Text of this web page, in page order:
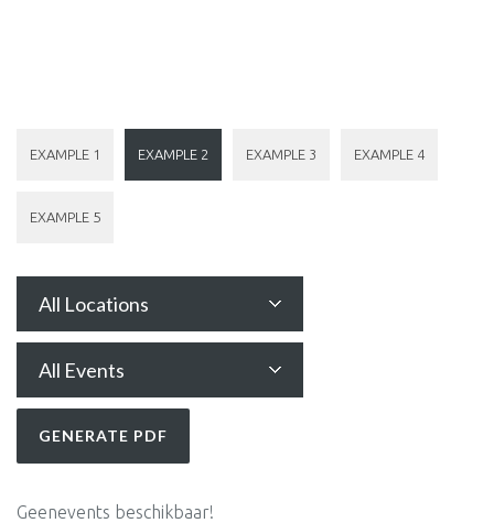
EXAMPLE 1 EXAMPLE 2 EXAMPLE 3 EXAMPLE 4
EXAMPLE 5
All Locations
All Events
Geenevents beschikbaar!